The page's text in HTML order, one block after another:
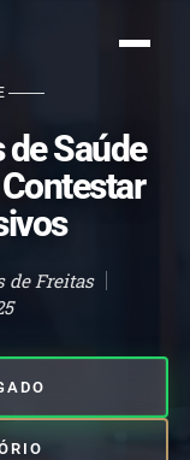
de Saúde
de Freitas